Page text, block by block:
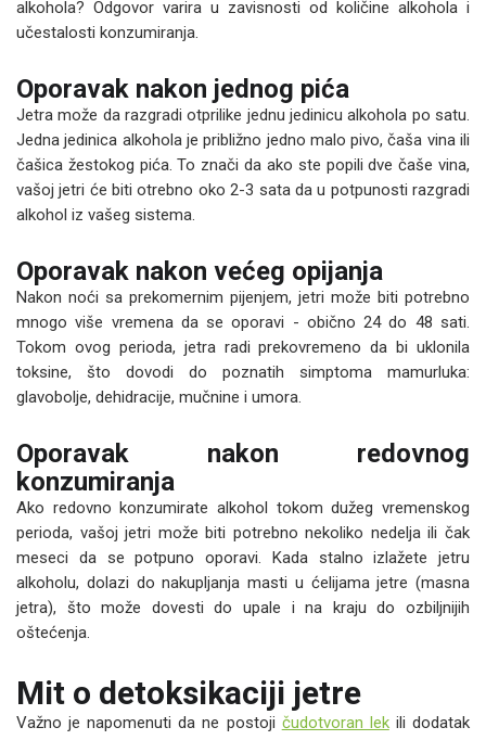
alkohola? Odgovor varira u zavisnosti od količine alkohola i
učestalosti konzumiranja.
Oporavak nakon jednog pića
Jetra može da razgradi otprilike jednu jedinicu alkohola po satu.
Jedna jedinica alkohola je približno jedno malo pivo, čaša vina ili
čašica žestokog pića. To znači da ako ste popili dve čaše vina,
vašoj jetri će biti otrebno oko 2-3 sata da u potpunosti razgradi
alkohol iz vašeg sistema.
Oporavak nakon većeg opijanja
Nakon noći sa prekomernim pijenjem, jetri može biti potrebno
mnogo više vremena da se oporavi - obično 24 do 48 sati.
Tokom ovog perioda, jetra radi prekovremeno da bi uklonila
toksine, što dovodi do poznatih simptoma mamurluka:
glavobolje, dehidracije, mučnine i umora.
Oporavak nakon redovnog
konzumiranja
Ako redovno konzumirate alkohol tokom dužeg vremenskog
perioda, vašoj jetri može biti potrebno nekoliko nedelja ili čak
meseci da se potpuno oporavi. Kada stalno izlažete jetru
alkoholu, dolazi do nakupljanja masti u ćelijama jetre (masna
jetra), što može dovesti do upale i na kraju do ozbiljnijih
oštećenja.
Mit o detoksikaciji jetre
Važno je napomenuti da ne postoji čudotvoran lekili dodatak